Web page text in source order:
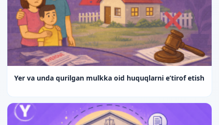
Yer va unda qurilgan mulkka oid huquqlarni e’tirof etish